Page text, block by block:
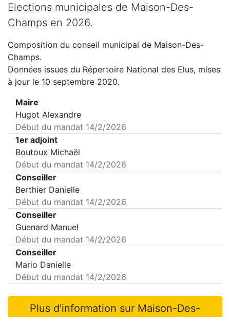
Elections municipales de Maison-Des-
Champs en 2026.
Composition du conseil municipal de Maison-Des-
Champs.
Données issues du Répertoire National des Elus, mises
à jour le 10 septembre 2020.
Maire
Hugot Alexandre
Début du mandat 14/2/2026
1er adjoint
Boutoux Michaël
Début du mandat 14/2/2026
Conseiller
Berthier Danielle
Début du mandat 14/2/2026
Conseiller
Guenard Manuel
Début du mandat 14/2/2026
Conseiller
Mario Danielle
Début du mandat 14/2/2026
Plus d'information sur Maison-Des-